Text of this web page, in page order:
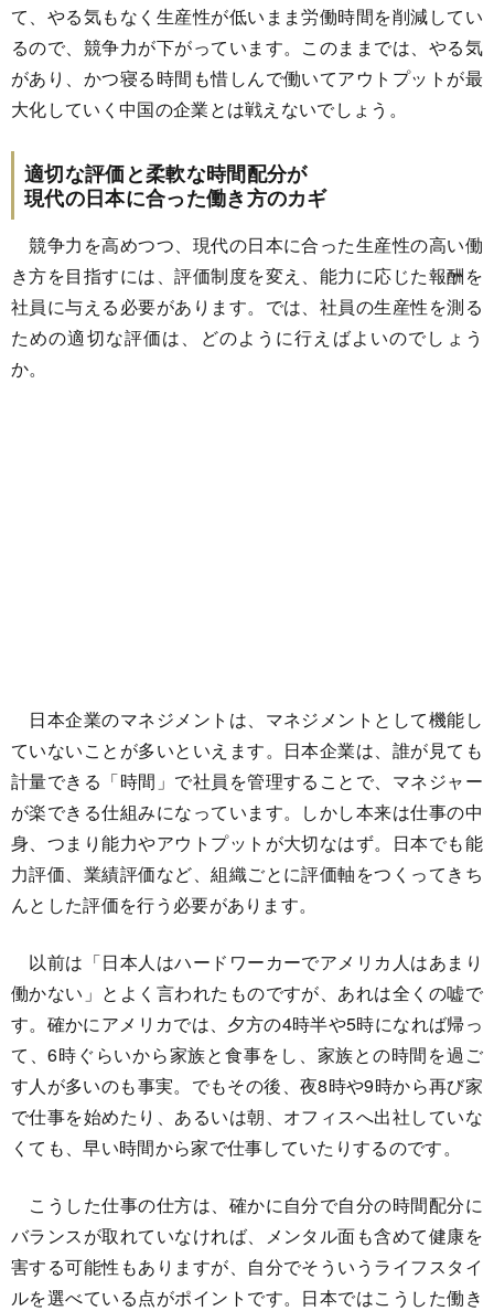
て、やる気もなく生産性が低いまま労働時間を削減してい
るので、競争力が下がっています。このままでは、やる気
があり、かつ寝る時間も惜しんで働いてアウトプットが最
大化していく中国の企業とは戦えないでしょう。
適切な評価と柔軟な時間配分が
現代の日本に合った働き方のカギ
競争力を高めつつ、現代の日本に合った生産性の高い働
き方を目指すには、評価制度を変え、能力に応じた報酬を
社員に与える必要があります。では、社員の生産性を測る
ための適切な評価は、どのように行えばよいのでしょう
か。
日本企業のマネジメントは、マネジメントとして機能し
ていないことが多いといえます。日本企業は、誰が見ても
計量できる「時間」で社員を管理することで、マネジャー
が楽できる仕組みになっています。しかし本来は仕事の中
身、つまり能力やアウトプットが大切なはず。日本でも能
力評価、業績評価など、組織ごとに評価軸をつくってきち
んとした評価を行う必要があります。
以前は「日本人はハードワーカーでアメリカ人はあまり
働かない」とよく言われたものですが、あれは全くの嘘で
す。確かにアメリカでは、夕方の4時半や5時になれば帰っ
て、6時ぐらいから家族と食事をし、家族との時間を過ご
す人が多いのも事実。でもその後、夜8時や9時から再び家
で仕事を始めたり、あるいは朝、オフィスへ出社していな
くても、早い時間から家で仕事していたりするのです。
こうした仕事の仕方は、確かに自分で自分の時間配分に
バランスが取れていなければ、メンタル面も含めて健康を
害する可能性もありますが、自分でそういうライフスタイ
ルを選べている点がポイントです。日本ではこうした働き